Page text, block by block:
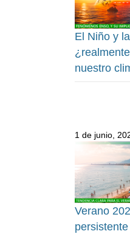
El Niño y
nuestro
1 de junio,
Verano